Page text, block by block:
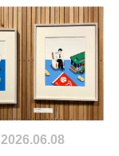
2026.06.08